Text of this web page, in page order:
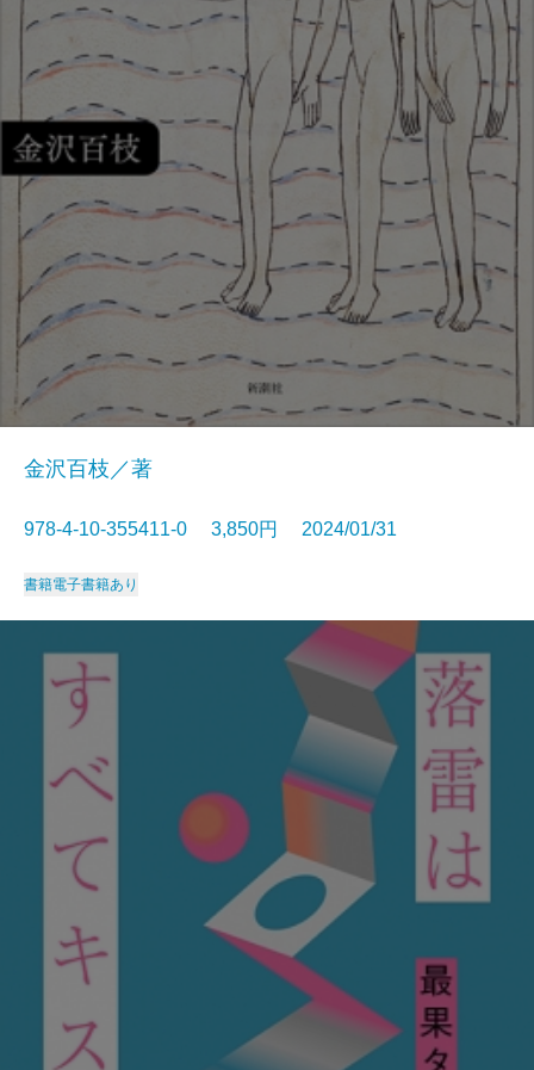
金沢百枝／著
978-4-10-355411-0 3,850円 2024/01/31
書籍電子書籍あり